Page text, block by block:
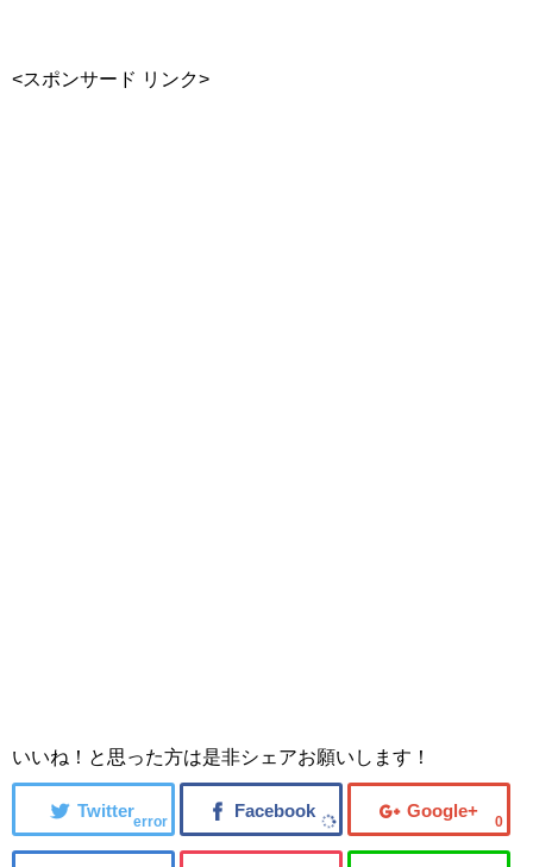
<スポンサード リンク>
いいね！と思った方は是非シェアお願いします！
error 0